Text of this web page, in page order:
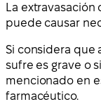
La
puede causar
Si considera que
sufre es grave o
mencionado en
farmacéutico.